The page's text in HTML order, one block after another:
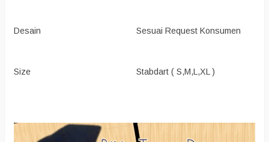
Desain Sesuai Request Konsumen
Size Stabdart ( S,M,L,XL )